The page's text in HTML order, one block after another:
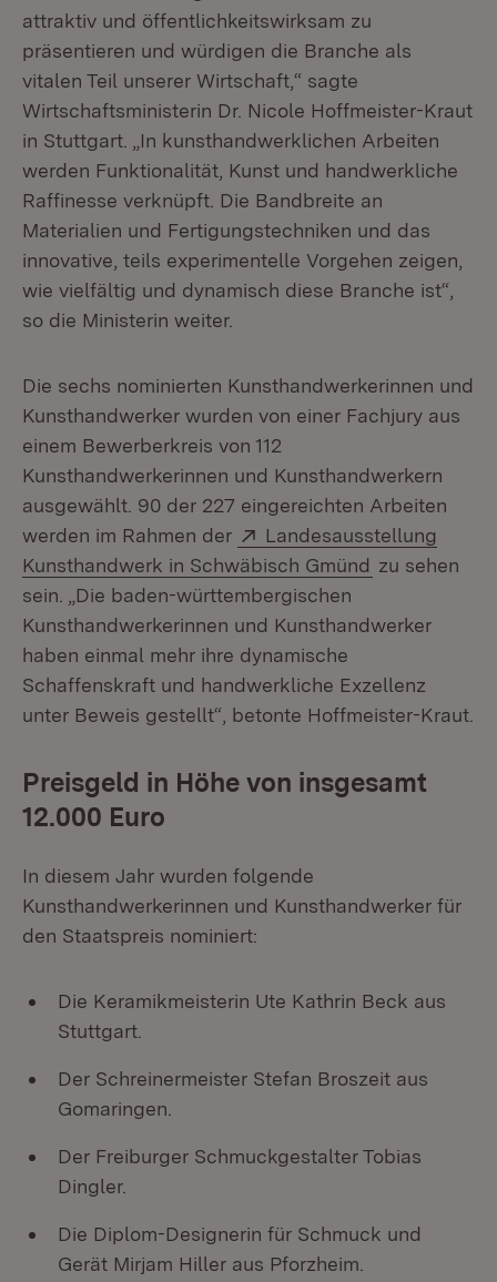
attraktiv und öffentlichkeitswirksam zu
präsentieren und würdigen die Branche als
vitalen Teil unserer Wirtschaft,“ sagte
Wirtschaftsministerin Dr. Nicole Hoffmeister-Kraut
in Stuttgart. „In kunsthandwerklichen Arbeiten
werden Funktionalität, Kunst und handwerkliche
Raffinesse verknüpft. Die Bandbreite an
Materialien und Fertigungstechniken und das
innovative, teils experimentelle Vorgehen zeigen,
wie vielfältig und dynamisch diese Branche ist“,
so die Ministerin weiter.
Die sechs nominierten Kunsthandwerkerinnen und
Kunsthandwerker wurden von einer Fachjury aus
einem Bewerberkreis von 112
Kunsthandwerkerinnen und Kunsthandwerkern
ausgewählt. 90 der 227 eingereichten Arbeiten
werden im Rahmen der
Extern:
Landesausstellung
Kunsthandwerk in Schwäbisch Gmünd (Öffnet in
zu sehen
sein. „Die baden-württembergischen
Kunsthandwerkerinnen und Kunsthandwerker
haben einmal mehr ihre dynamische
Schaffenskraft und handwerkliche Exzellenz
unter Beweis gestellt“, betonte Hoffmeister-Kraut.
Preisgeld in Höhe von insgesamt
12.000 Euro
In diesem Jahr wurden folgende
Kunsthandwerkerinnen und Kunsthandwerker für
den Staatspreis nominiert:
Die Keramikmeisterin Ute Kathrin Beck aus
Stuttgart.
Der Schreinermeister Stefan Broszeit aus
Gomaringen.
Der Freiburger Schmuckgestalter Tobias
Dingler.
Die Diplom-Designerin für Schmuck und
Gerät Mirjam Hiller aus Pforzheim.